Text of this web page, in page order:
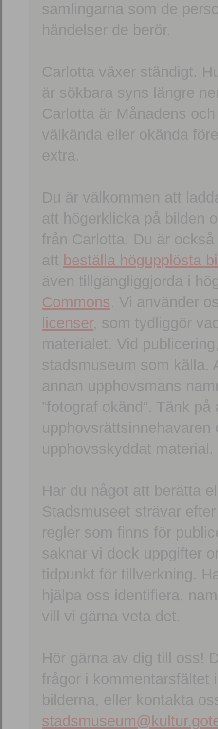
samlingarna som de
händelser de berör.
Carlotta växer ständigt.
är sökbara syns längre
Carlotta är Månadens
välkända eller okända
extra.
Du är välkommen att
att högerklicka på bilden
från Carlotta. Du är
att beställa högupplösta
även tillgängliggjorda i
Commons. Vi använder
licenser, som tydliggör
materialet. Vid
stadsmuseum som källa.
annan upphovsmans
”fotograf okänd”. Tänk
upphovsskyddat material.
Har du något att berätta
Stadsmuseet strävar
regler som finns för
saknar vi dock uppgifter
tidpunkt för tillverkning.
hjälpa oss identifiera,
vill vi gärna veta det.
Hör gärna av dig till oss!
frågor i kommentarsfältet
bilderna, eller kontakta